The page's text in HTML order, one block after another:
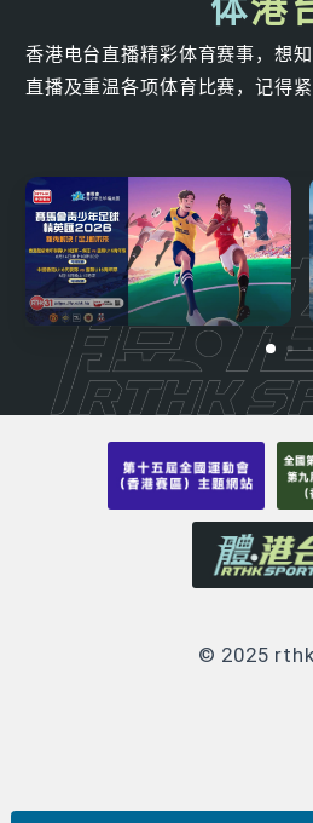
体港
香港电台直播精彩体育赛事，想
直播及重温各项体育比赛，记得
© 2025